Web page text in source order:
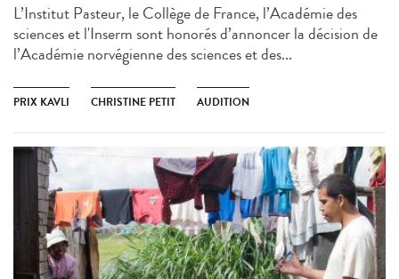
L’Institut Pasteur, le Collège de France, l’Académie des
sciences et l'Inserm sont honorés d’annoncer la décision de
l’Académie norvégienne des sciences et des...
PRIX KAVLI CHRISTINE PETIT AUDITION